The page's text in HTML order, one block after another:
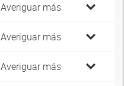
Averiguar más
Averiguar más
Averiguar más